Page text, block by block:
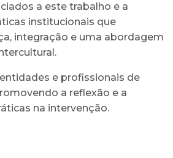
a este trabalho e a
institucionais que
integração e uma abordagem
e profissionais de
a reflexão e a
na intervenção.